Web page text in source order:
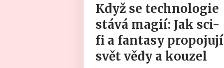
Když se technologie
stává magií: Jak sci-
fi a fantasy propojují
svět vědy a kouzel